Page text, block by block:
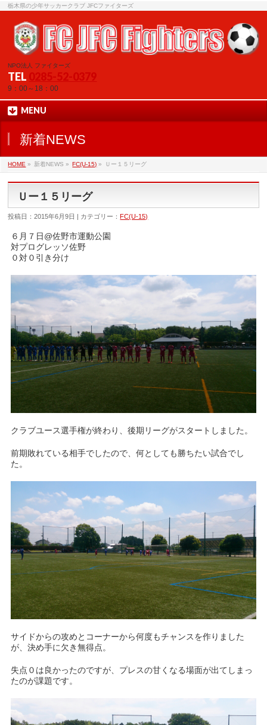
栃木県の少年サッカークラブ JFCファイターズ
NPO法人 ファイターズ
TEL 0285-52-0379
9：00～18：00
MENU
新着NEWS
HOME » 新着NEWS » FC(U-15) » Ｕー１５リーグ
Ｕー１５リーグ
投稿日：2015年6月9日 | カテゴリー：FC(U-15)
６月７日@佐野市運動公園
対プログレッソ佐野
０対０引き分け
クラブユース選手権が終わり、後期リーグがスタートしました。
前期敗れている相手でしたので、何としても勝ちたい試合でし
た。
サイドからの攻めとコーナーから何度もチャンスを作りました
が、決め手に欠き無得点。
失点０は良かったのですが、プレスの甘くなる場面が出てしまっ
たのが課題です。